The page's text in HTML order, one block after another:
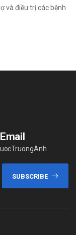
và điều trị các bệnh
SUBSCRIBE